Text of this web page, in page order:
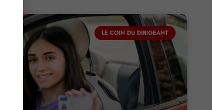
LE COIN DU DIRIGEANT